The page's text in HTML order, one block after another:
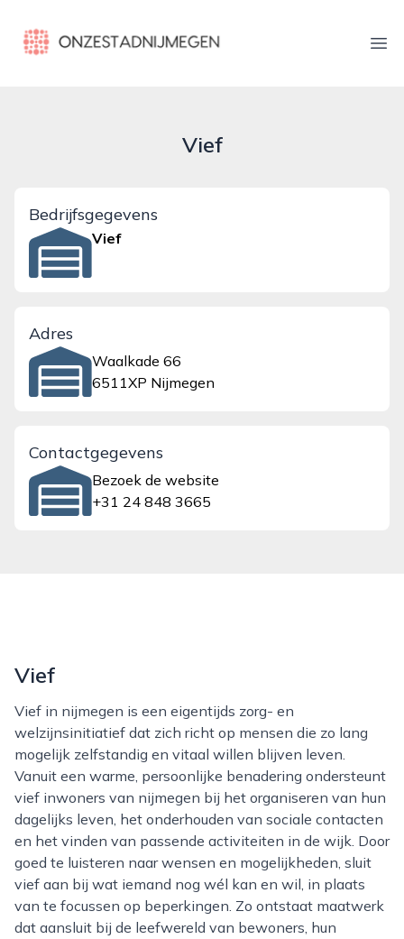
onzestadnijmegen.nl
Vief
Bedrijfsgegevens
Vief
Adres
Waalkade 66
6511XP Nijmegen
Contactgegevens
Bezoek de website
+31 24 848 3665
Vief
Vief in nijmegen is een eigentijds zorg- en
welzijnsinitiatief dat zich richt op mensen die zo lang
mogelijk zelfstandig en vitaal willen blijven leven.
Vanuit een warme, persoonlijke benadering ondersteunt
vief inwoners van nijmegen bij het organiseren van hun
dagelijks leven, het onderhouden van sociale contacten
en het vinden van passende activiteiten in de wijk. Door
goed te luisteren naar wensen en mogelijkheden, sluit
vief aan bij wat iemand nog wél kan en wil, in plaats
van te focussen op beperkingen. Zo ontstaat maatwerk
dat aansluit bij de leefwereld van bewoners, hun